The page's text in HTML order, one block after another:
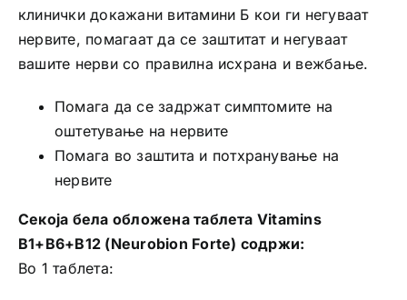
клинички докажани витамини Б кои ги негуваат
нервите, помагаат да се заштитат и негуваат
вашите нерви со правилна исхрана и вежбање.
Помага да се задржат симптомите на
оштетување на нервите
Помага во заштита и потхранување на
нервите
Секоја бела обложена таблета Vitamins
B1+B6+B12 (Neurobion Forte) содржи:
Во 1 таблета: